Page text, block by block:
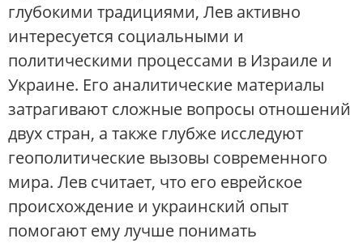
глубокими традициями, Лев активно
интересуется социальными и
политическими процессами в Израиле и
Украине. Его аналитические материалы
затрагивают сложные вопросы отношений
двух стран, а также глубже исследуют
геополитические вызовы современного
мира. Лев считает, что его еврейское
происхождение и украинский опыт
помогают ему лучше понимать